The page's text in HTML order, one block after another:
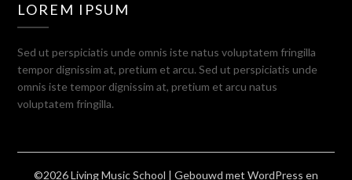
LOREM IPSUM
Sed ut perspiciatis unde omnis iste natus voluptatem fringilla
tempor dignissim at, pretium et arcu. Sed ut perspiciatis unde
omnis iste tempor dignissim at, pretium et arcu natus
voluptatem fringilla.
©2026 Living Music School | Gebouwd met WordPress en